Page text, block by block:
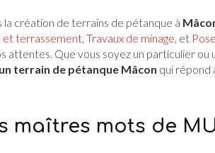
la création de terrains de pétanque à
et terrassement, Travaux de minage, et
attentes. Que vous soyez un particulier ou
terrain de pétanque Mâcon qui répond
maîtres mots de